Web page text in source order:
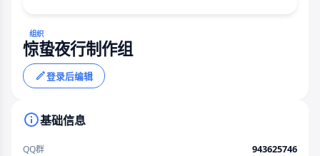
组织
惊蛰夜行制作组
登录后编辑
基础信息
QQ群 943625746